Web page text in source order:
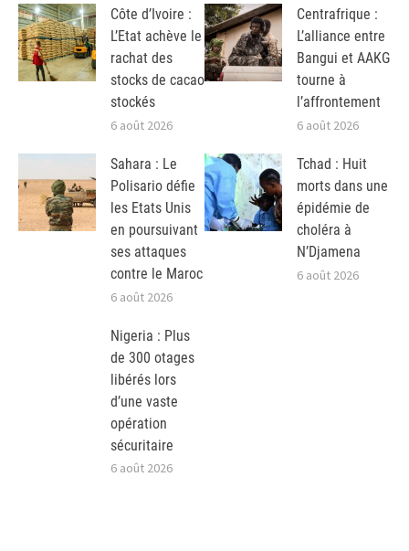
Côte d’Ivoire :
L’Etat achève le
rachat des
stocks de cacao
stockés
6 août 2026
Centrafrique :
L’alliance entre
Bangui et AAKG
tourne à
l’affrontement
6 août 2026
Sahara : Le
Polisario défie
les Etats Unis
en poursuivant
ses attaques
contre le Maroc
6 août 2026
Tchad : Huit
morts dans une
épidémie de
choléra à
N’Djamena
6 août 2026
Nigeria : Plus
de 300 otages
libérés lors
d’une vaste
opération
sécuritaire
6 août 2026